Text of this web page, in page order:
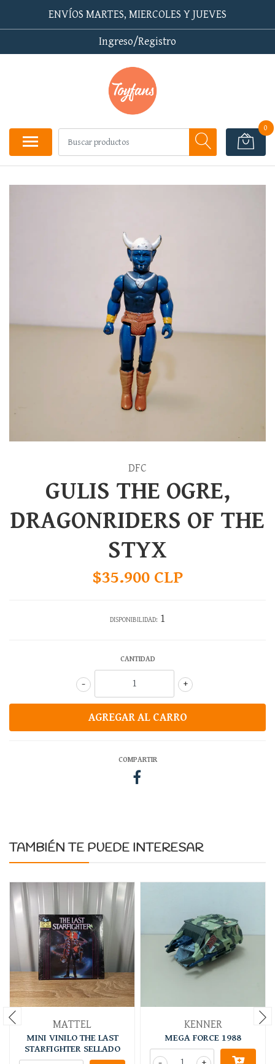
ENVÍOS MARTES, MIERCOLES Y JUEVES
Ingreso/Registro
0
DFC
GULIS THE OGRE,
DRAGONRIDERS OF THE
STYX
$35.900 CLP
DISPONIBILIDAD: 1
CANTIDAD
+
-
COMPARTIR
TAMBIÉN TE PUEDE INTERESAR
MATTEL
MINI VINILO THE LAST
STARFIGHTER SELLADO
KENNER
MEGA FORCE 1988